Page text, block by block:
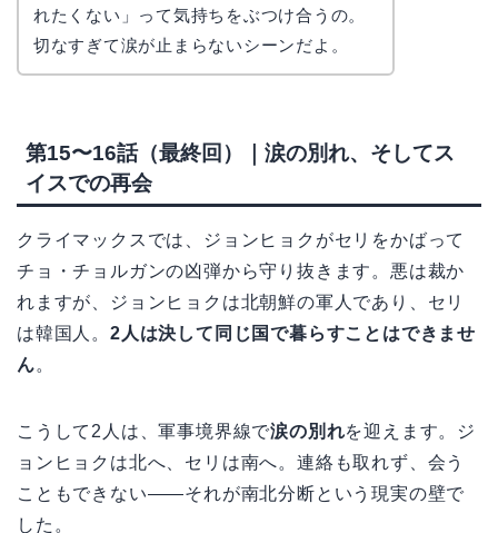
れたくない」って気持ちをぶつけ合うの。
切なすぎて涙が止まらないシーンだよ。
第15〜16話（最終回）｜涙の別れ、そしてス
イスでの再会
クライマックスでは、ジョンヒョクがセリをかばって
チョ・チョルガンの凶弾から守り抜きます。悪は裁か
れますが、ジョンヒョクは北朝鮮の軍人であり、セリ
は韓国人。 2人は決して同じ国で暮らすことはできませ
ん。
こうして2人は、軍事境界線で涙の別れを迎えます。ジ
ョンヒョクは北へ、セリは南へ。連絡も取れず、会う
こともできない——それが南北分断という現実の壁で
した。